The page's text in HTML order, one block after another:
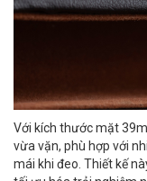
Với kích thước mặt
vừa vặn, phù hợp với
mái khi đeo. Thiết kế